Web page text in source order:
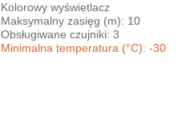
Kolorowy wyświetlacz
Maksymalny zasięg (m): 10
Obsługiwane czujniki: 3
Minimalna temperatura (°C): -30